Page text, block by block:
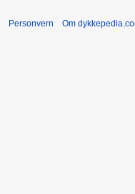
Personvern Om